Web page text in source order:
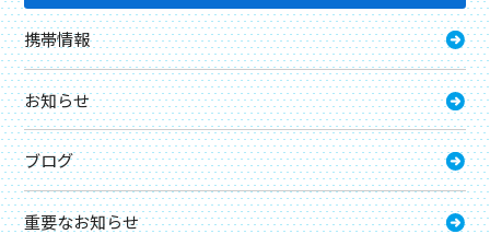
携帯情報
お知らせ
ブログ
重要なお知らせ